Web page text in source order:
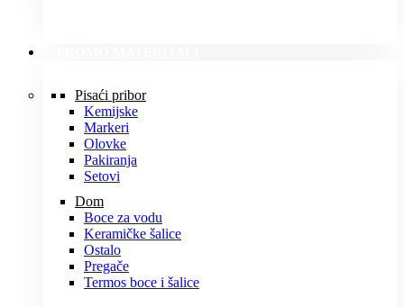
Pisaći pribor
Kemijske
Markeri
Olovke
Pakiranja
Setovi
Dom
Boce za vodu
Keramičke šalice
Ostalo
Pregače
Termos boce i šalice